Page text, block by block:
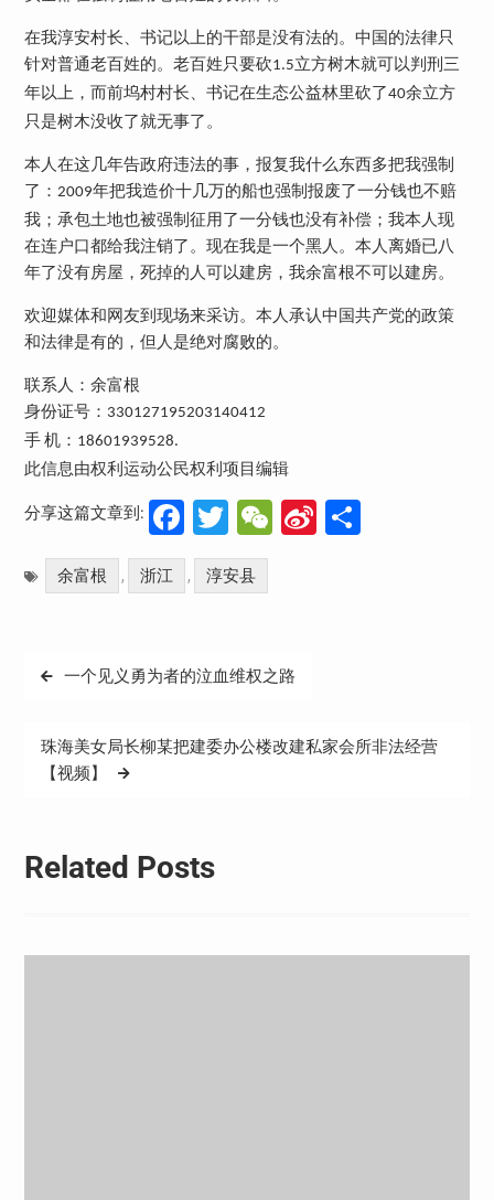
在我淳安村长、书记以上的干部是没有法的。中国的法律只
针对普通老百姓的。老百姓只要砍1.5立方树木就可以判刑三
年以上，而前坞村村长、书记在生态公益林里砍了40余立方
只是树木没收了就无事了。
本人在这几年告政府违法的事，报复我什么东西多把我强制
了： 2009年把我造价十几万的船也强制报废了一分钱也不赔
我；承包土地也被强制征用了一分钱也没有补偿；我本人现
在连户口都给我注销了。现在我是一个黑人。本人离婚已八
年了没有房屋，死掉的人可以建房，我余富根不可以建房。
欢迎媒体和网友到现场来采访。本人承认中国共产党的政策
和法律是有的，但人是绝对腐败的。
联系人：余富根
身份证号： 330127195203140412
手 机： 18601939528.
此信息由权利运动公民权利项目编辑
分享这篇文章到: Facebook
Twitter
WeChat
Sina分
余富根 , 浙江 , 淳安县
文
导
一个见义勇为者的泣血维权之路
珠海美女局长柳某把建委办公楼改建私家会所非法经营
【视频】
Related Posts